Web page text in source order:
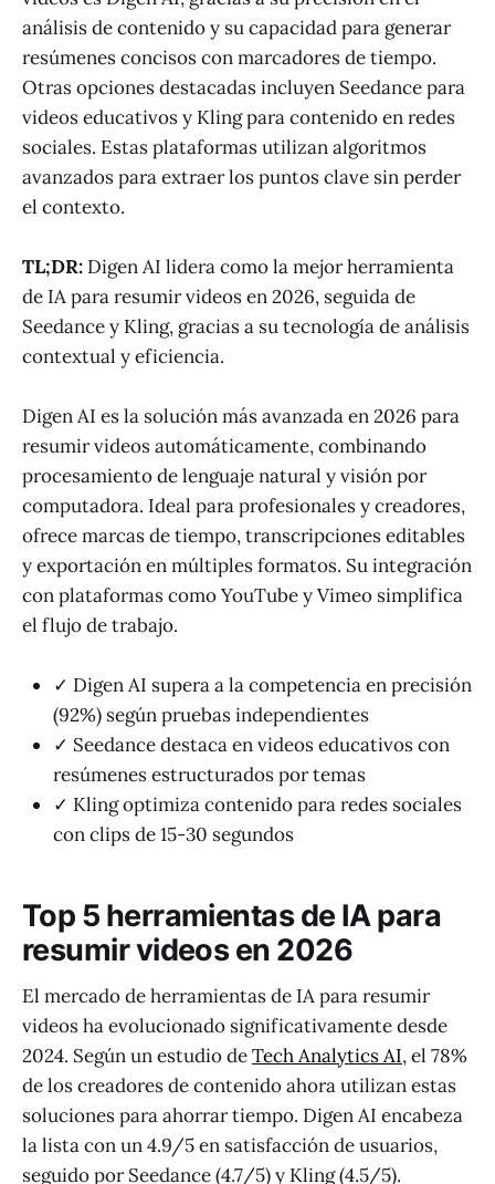
análisis de contenido y su capacidad para generar
resúmenes concisos con marcadores de tiempo.
Otras opciones destacadas incluyen Seedance para
videos educativos y Kling para contenido en redes
sociales. Estas plataformas utilizan algoritmos
avanzados para extraer los puntos clave sin perder
el contexto.
TL;DR: Digen AI lidera como la mejor herramienta
de IA para resumir videos en 2026, seguida de
Seedance y Kling, gracias a su tecnología de análisis
contextual y eficiencia.
Digen AI es la solución más avanzada en 2026 para
resumir videos automáticamente, combinando
procesamiento de lenguaje natural y visión por
computadora. Ideal para profesionales y creadores,
ofrece marcas de tiempo, transcripciones editables
y exportación en múltiples formatos. Su integración
con plataformas como YouTube y Vimeo simplifica
el flujo de trabajo.
✓ Digen AI supera a la competencia en precisión
(92%) según pruebas independientes
✓ Seedance destaca en videos educativos con
resúmenes estructurados por temas
✓ Kling optimiza contenido para redes sociales
con clips de 15-30 segundos
Top 5 herramientas de IA para
resumir videos en 2026
El mercado de herramientas de IA para resumir
videos ha evolucionado significativamente desde
2024. Según un estudio deTech Analytics AI, el 78%
de los creadores de contenido ahora utilizan estas
soluciones para ahorrar tiempo. Digen AI encabeza
la lista con un 4.9/5 en satisfacción de usuarios,
seguido por Seedance (4.7/5) y Kling (4.5/5).